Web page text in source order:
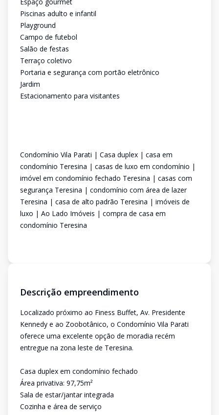
Piscinas adulto e infantil
Playground
Campo de futebol
Salão de festas
Terraço coletivo
Portaria e segurança com portão eletrônico
Jardim
Estacionamento para visitantes
Condomínio Vila Parati | Casa duplex | casa em
condomínio Teresina | casas de luxo em condomínio |
imóvel em condomínio fechado Teresina | casas com
segurança Teresina | condomínio com área de lazer
Teresina | casa de alto padrão Teresina | imóveis de
luxo | Ao Lado Imóveis | compra de casa em
condomínio Teresina
Descrição empreendimento
Localizado próximo ao Finess Buffet, Av. Presidente
Kennedy e ao Zoobotânico, o Condomínio Vila Parati
oferece uma excelente opção de moradia recém
entregue na zona leste de Teresina.
Casa duplex em condomínio fechado
Área privativa: 97,75m²
Sala de estar/jantar integrada
Cozinha e área de serviço